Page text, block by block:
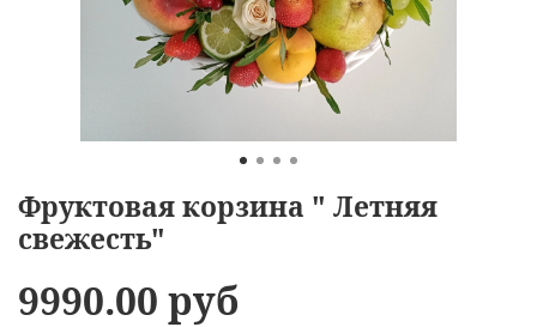
Фруктовая корзина " Летняя
свежесть"
9990.00 руб